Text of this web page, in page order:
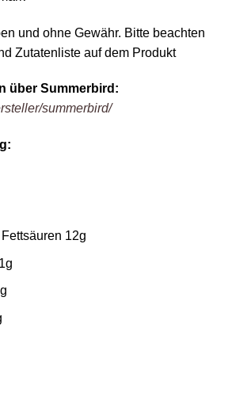
und ohne Gewähr. Bitte beachten
Zutatenliste auf dem Produkt
über Summerbird:
summerbird/
12g